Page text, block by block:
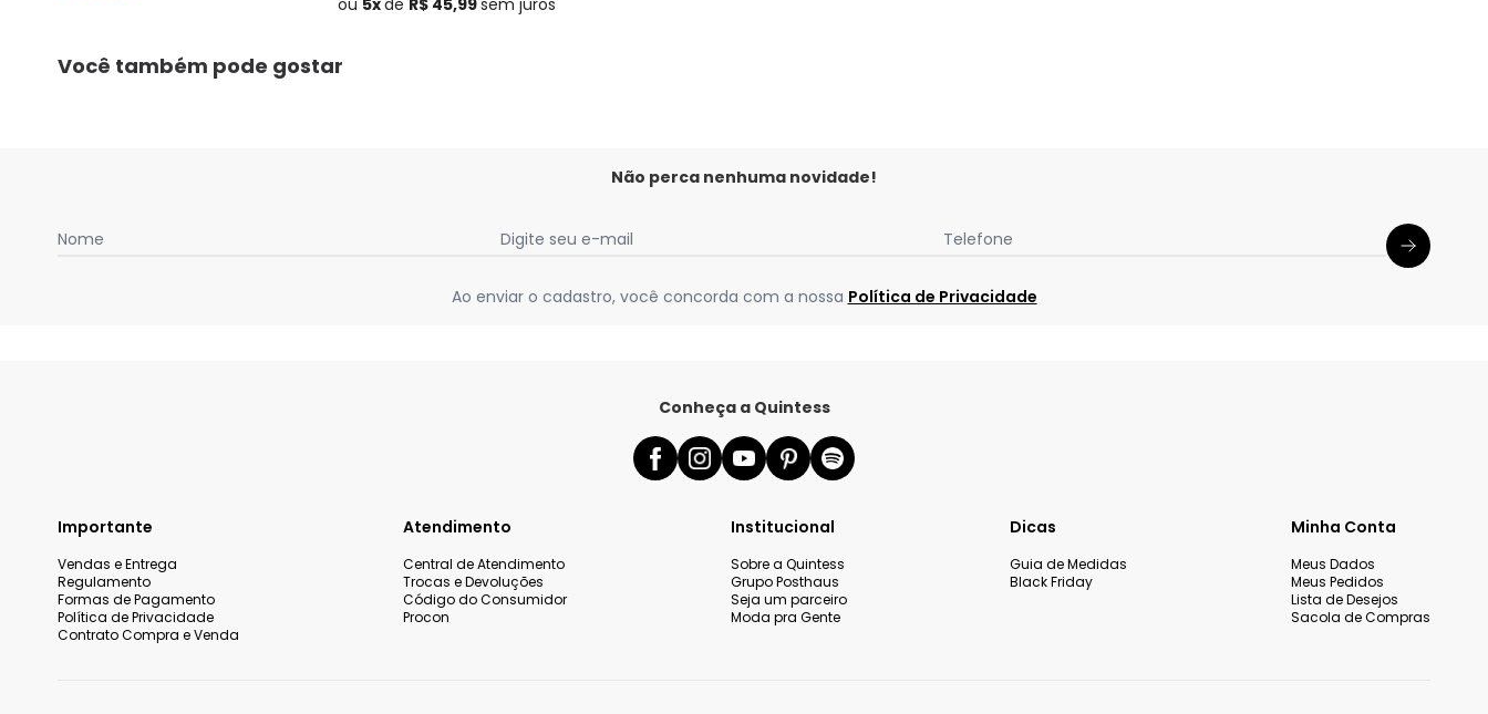
Você também pode gostar
Não perca nenhuma novidade!
Nome Digite seu e-mail Telefone
Ao enviar o cadastro, você concorda com a nossa Política de Privacidade
Conheça a Quintess
Importante
Vendas e Entrega
Regulamento
Formas de Pagamento
Política de Privacidade
Contrato Compra e Venda
Atendimento
Central de Atendimento
Trocas e Devoluções
Código do Consumidor
Procon
Institucional
Sobre a Quintess
Grupo Posthaus
Seja um parceiro
Moda pra Gente
Dicas
Guia de Medidas
Black Friday
Minha Conta
Meus Dados
Meus Pedidos
Lista de Desejos
Sacola de Compras